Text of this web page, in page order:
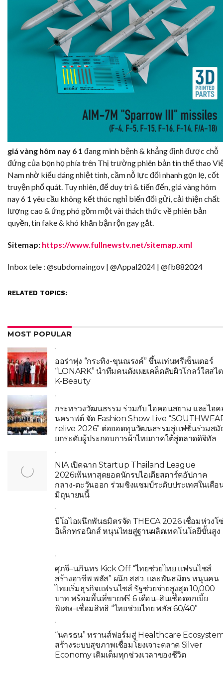
giá vàng hôm nay 6 1 đang minh bệnh & khẳng định được chỗ
đứng của bọn họ phía trên Thị trường phiên bản tin thể thao
Nam nhờ kiểu dáng nhiệt tình, cầm nỗ lực đổi nhanh gọn lẹ, cốt
truyện phổ quát. Tuy nhiên, để duy trì & tiến đến, giá vàng hôm
nay 6 1 yêu cầu không kết thúc nghỉ biến đổi gửi, cải thiện chất
lượng cao & ứng phó gồm một vài thách thức về phiên bản
quyền, tin fake & khó khăn bận rộn gay gắt.
Sitemap: https://www.fullnewstv.net/sitemap.xml
Inbox tele : @subdomaingov | @Appal2024 | @fb882024
RELATED TOPICS:
MOST POPULAR
1
ออร่าพุ่ง “กระทิง-ขุนณรงค์” ขึ้นแท่นพรีเซ็นเตอร์
“LONARK” นำทีมคนดังเผยเคล็ดลับผิวโกลว์ใสสไ
K-Beauty
1
กระทรวงวัฒนธรรม ร่วมกับ ไอคอนสยาม และไอค
นคราฟต์ จัด Fashion Show Live
relive 2026” ต่อยอดทุนวัฒนธรรมสู่แฟชั่นร่วมสมั
ยกระดับผู้ประกอบการผ้าไทยภาคใต้สู่ตลาดดิจิทัล
1
NIA เปิดฉาก Startup Thailand League
2026เฟ้นหาสุดยอดนักรบไอเดียสตาร์ตอัปภาค
กลาง-ตะวันออก ร่วมชิงแชมป์ระดับประเทศในเดือ
มิถุนายนนี้
1
บีโอไอผนึกพันธมิตรจัด THECA 2026 เชื่อมห่วงโ
อิเล็กทรอนิกส์ หนุนไทยสู่ฐานผลิตเทคโนโลยีขั้นสูง
1
ศุภจี–นภินทร Kick Off “ไทยช่วยไทย แฟรนไชส์
สร้างอาชีพ พลัส” ผนึก สสว. และพันธมิตร หนุนคน
ไทยเริ่มธุรกิจแฟรนไชส์ รัฐช่วยจ่ายสูงสุด 10,000
บาท พร้อมพื้นที่ขายฟรี 6 เดือน–สินเชื่อดอกเบี้ย
พิเศษ–เชื่อมสิทธิ “ไทยช่วยไทย พลัส 60/40”
1
“นครธน” ทรานส์ฟอร์มสู่ Healthcare
สร้างระบบสุขภาพเชื่อมโยงเจาะตลาด Silver
Economy เติมเต็มทุกช่วงเวลาของชีวิต